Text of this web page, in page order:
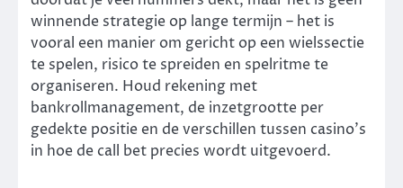
winnende strategie op lange termijn – het is
vooral een manier om gericht op een wielssectie
te spelen, risico te spreiden en spelritme te
organiseren. Houd rekening met
bankrollmanagement, de inzetgrootte per
gedekte positie en de verschillen tussen casino’s
in hoe de call bet precies wordt uitgevoerd.